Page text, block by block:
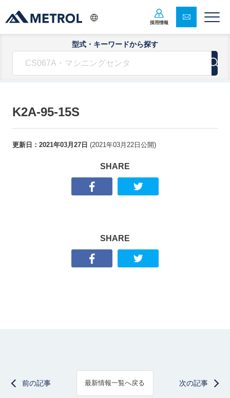
採用情報
型式・キーワードから探す
K2A-95-15S
更新日： 2021年03月27日 (2021年03月22日 公開)
SHARE
SHARE
前の記事 最新情報一覧へ戻る 次の記事